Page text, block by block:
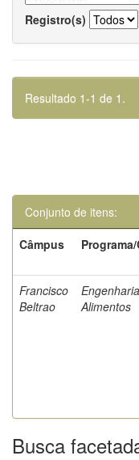
Registro(s)
Resultado 1-1 de 1.
Conjunto de itens:
Câmpus
Francisco
Beltrao
Alimentos
Busca